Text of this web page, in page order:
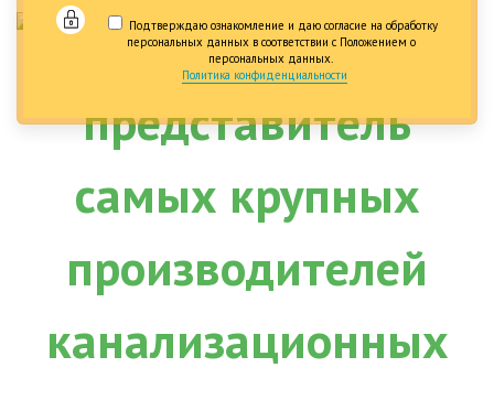
Подтверждаю ознакомление и даю согласие на обработку
персональных данных в соответствии с Положением о
персональных данных.
Политика конфиденциальности